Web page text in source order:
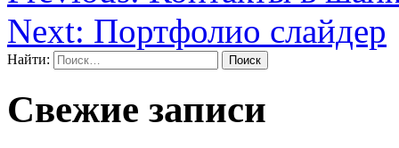
Next: Портфолио слайдер
Найти:
Свежие записи